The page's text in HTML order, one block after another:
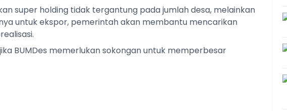
super holding tidak tergantung pada jumlah desa, melainkan
untuk ekspor, pemerintah akan membantu mencarikan
BUMDes memerlukan sokongan untuk memperbesar